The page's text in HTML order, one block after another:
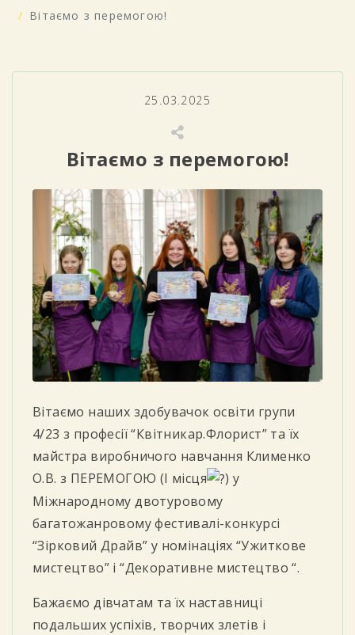
Вітаємо з перемогою!
25.03.2025
Вітаємо з перемогою!
Вітаємо наших здобувачок освіти групи
4/23 з професії “Квітникар.Флорист” та їх
майстра виробничого навчання Клименко
О.В. з ПЕРЕМОГОЮ (І місця
) у
Міжнародному двотуровому
багатожанровому фестивалі-конкурсі
“Зірковий Драйв” у номінаціях “Ужиткове
мистецтво” і “Декоративне мистецтво “.
Бажаємо дівчатам та їх наставниці
подальших успіхів, творчих злетів і